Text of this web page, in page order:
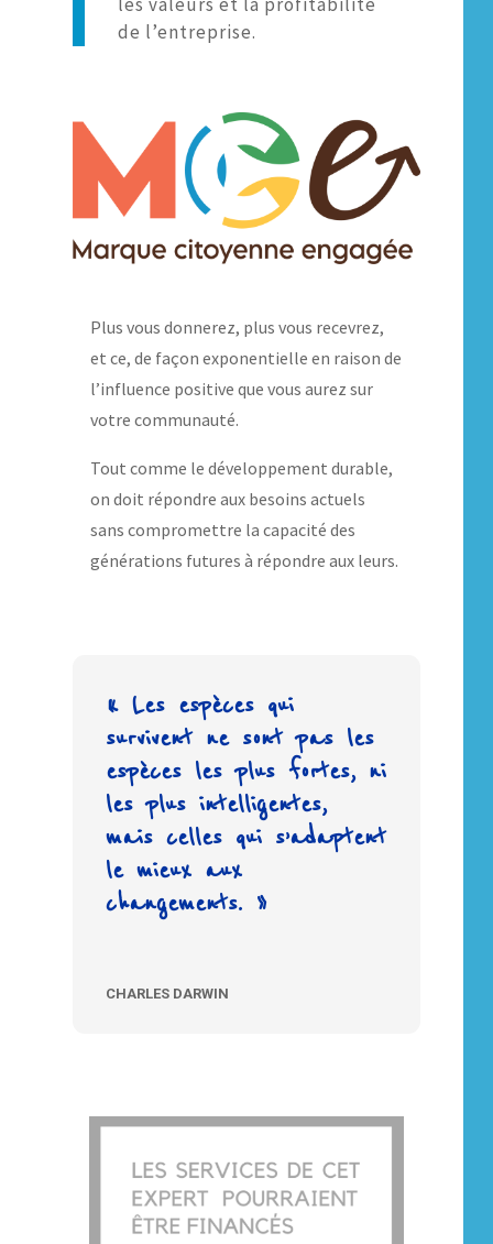
de l’entreprise.
Plus vous donnerez, plus vous recevrez,
et ce, de façon exponentielle en raison de
l’influence positive que vous aurez sur
votre communauté.
Tout comme le développement durable,
on doit répondre aux besoins actuels
sans compromettre la capacité des
générations futures à répondre aux leurs.
« Les espèces qui
survivent ne sont pas les
espèces les plus fortes, ni
les plus intelligentes,
mais celles qui s’adaptent
le mieux aux
changements. »
CHARLES DARWIN